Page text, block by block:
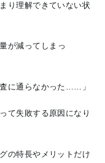
り理解できていない状
が減って しまっ
に通らなかった ……」
て失敗する原因になり
の特長やメリットだけ